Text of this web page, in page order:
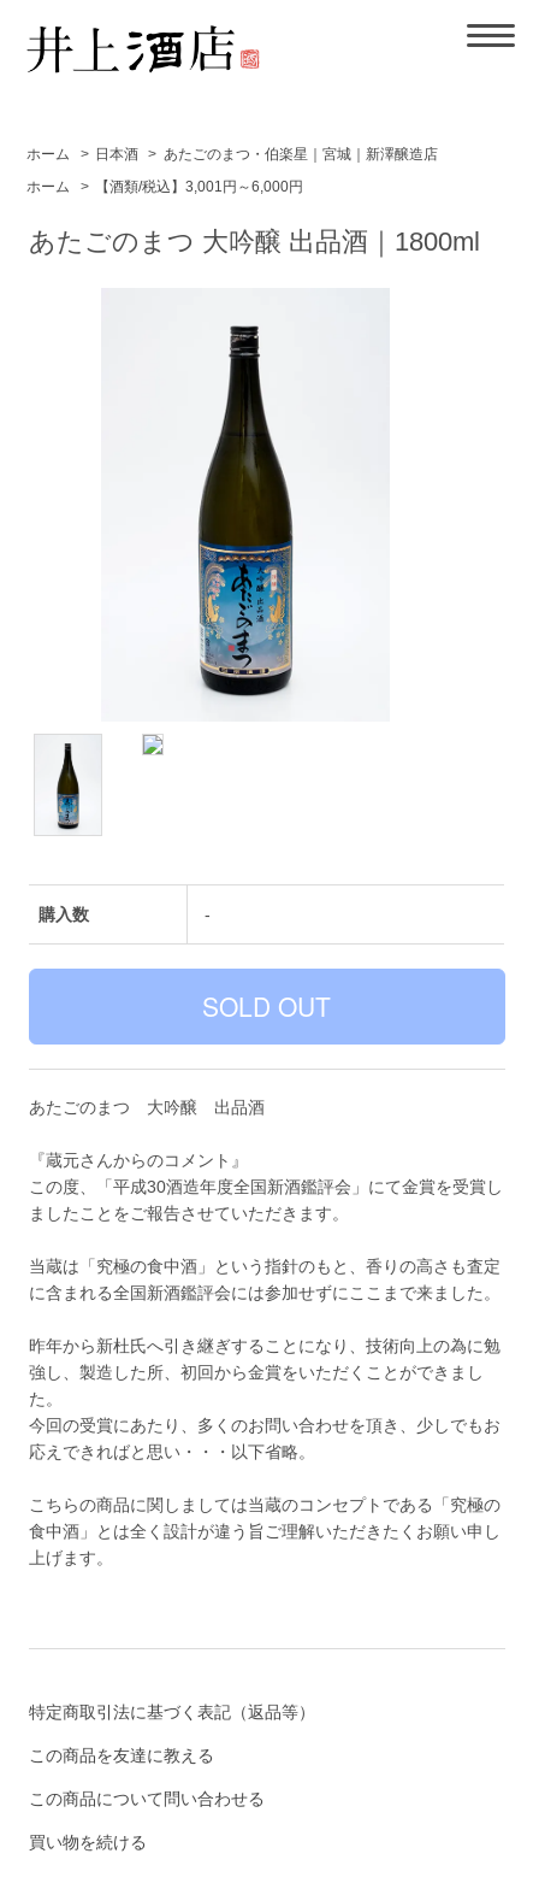
ホーム > 日本酒 > あたごのまつ・伯楽星｜宮城｜新澤醸造店
ホーム
> 【酒類/税込】3,001円～6,000円
あたごのまつ 大吟醸 出品酒｜1800ml
購入数 -
あたごのまつ 大吟醸 出品酒
『蔵元さんからのコメント』
この度、「平成30酒造年度全国新酒鑑評会」にて金賞を受賞し
ましたことをご報告させていただきます。
当蔵は「究極の食中酒」という指針のもと、香りの高さも査定
に含まれる全国新酒鑑評会には参加せずにここまで来ました。
昨年から新杜氏へ引き継ぎすることになり、技術向上の為に勉
強し、製造した所、初回から金賞をいただくことができまし
た。
今回の受賞にあたり、多くのお問い合わせを頂き、少しでもお
応えできればと思い・・・以下省略。
こちらの商品に関しましては当蔵のコンセプトである「究極の
食中酒」とは全く設計が違う旨ご理解いただきたくお願い申し
上げます。
特定商取引法に基づく表記（返品等）
この商品を友達に教える
この商品について問い合わせる
買い物を続ける